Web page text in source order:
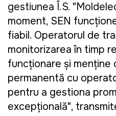
gestiunea Î.S.
moment, SEN
fiabil. Operatorul de
monitorizarea în timp
funcționare și menține
permanentă cu
pentru a gestiona
excepțională",